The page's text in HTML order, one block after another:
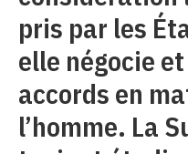
pris par les
elle négocie
accords en
l’homme. La